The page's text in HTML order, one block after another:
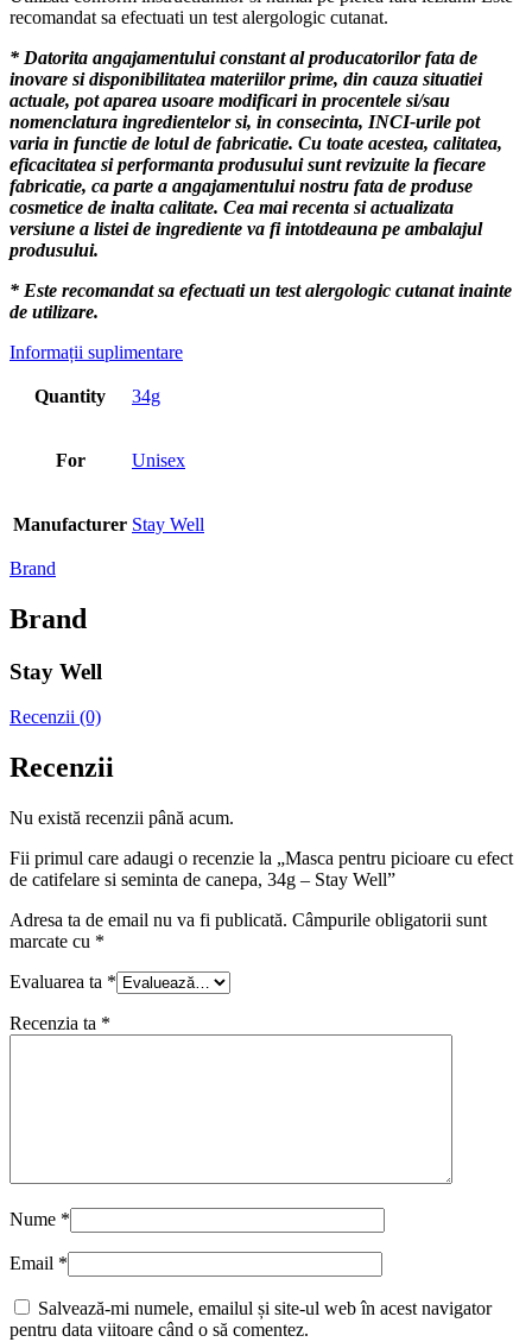
recomandat sa efectuati un test alergologic cutanat.
* Datorita angajamentului constant al producatorilor fata de
inovare si disponibilitatea materiilor prime, din cauza situatiei
actuale, pot aparea usoare modificari in procentele si/sau
nomenclatura ingredientelor si, in consecinta, INCI-urile pot
varia in functie de lotul de fabricatie. Cu toate acestea, calitatea,
eficacitatea si performanta produsului sunt revizuite la fiecare
fabricatie, ca parte a angajamentului nostru fata de produse
cosmetice de inalta calitate. Cea mai recenta si actualizata
versiune a listei de ingrediente va fi intotdeauna pe ambalajul
produsului.
* Este recomandat sa efectuati un test alergologic cutanat inainte
de utilizare.
Informații suplimentare
Quantity 34g
For Unisex
Manufacturer Stay Well
Brand
Brand
Stay Well
Recenzii (0)
Recenzii
Nu există recenzii până acum.
Fii primul care adaugi o recenzie la „Masca pentru picioare cu efect
de catifelare si seminta de canepa, 34g – Stay Well”
Adresa ta de email nu va fi publicată. Câmpurile obligatorii sunt
marcate cu *
Evaluarea ta *
Recenzia ta *
Nume *
Email *
Salvează-mi numele, emailul și site-ul web în acest navigator
pentru data viitoare când o să comentez.